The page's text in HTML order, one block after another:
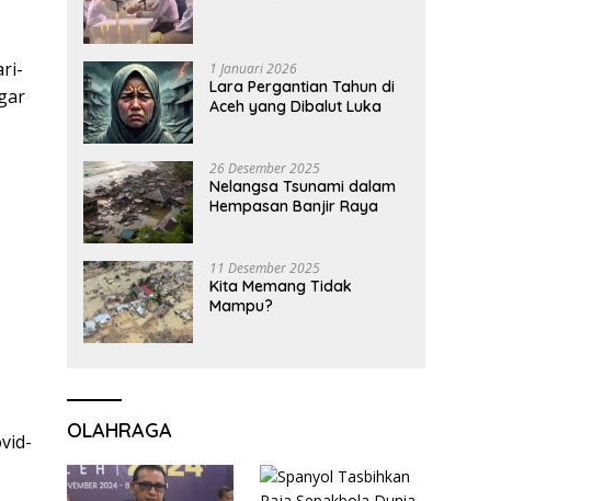
1 Januari 2026
Lara Pergantian Tahun di
Aceh yang Dibalut Luka
26 Desember 2025
Nelangsa Tsunami dalam
Hempasan Banjir Raya
11 Desember 2025
Kita Memang Tidak
Mampu?
OLAHRAGA